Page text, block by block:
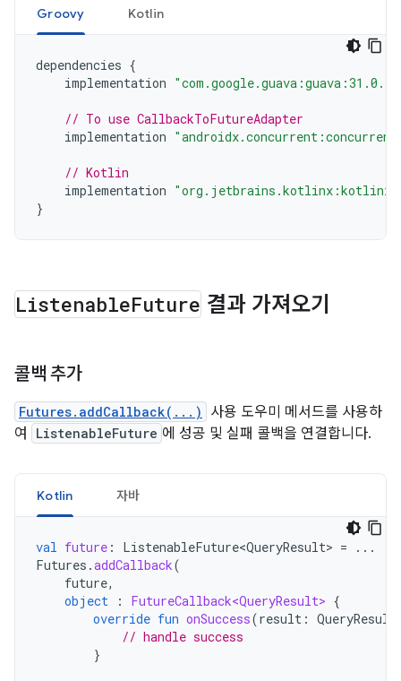
Groovy Kotlin
dependencies {
implementation
// To use CallbackToFutureAdapter
implementation
// Kotlin
implementation "org.jetbrains.kotlinx:kotlinx-
}
ListenableFuture 결과 가져오기
콜백 추가
Futures.addCallback(...)
사용 도우미 메서드를 사용하
여
ListenableFuture 에 성공 및 실패 콜백을 연결합니다.
Kotlin 자바
val future : ListenableFuture<QueryResult> =
...
Futures .addCallback(
future,
object
: FutureCallback<QueryResult> {
override fun onSuccess(result : QueryResult
// handle success
}